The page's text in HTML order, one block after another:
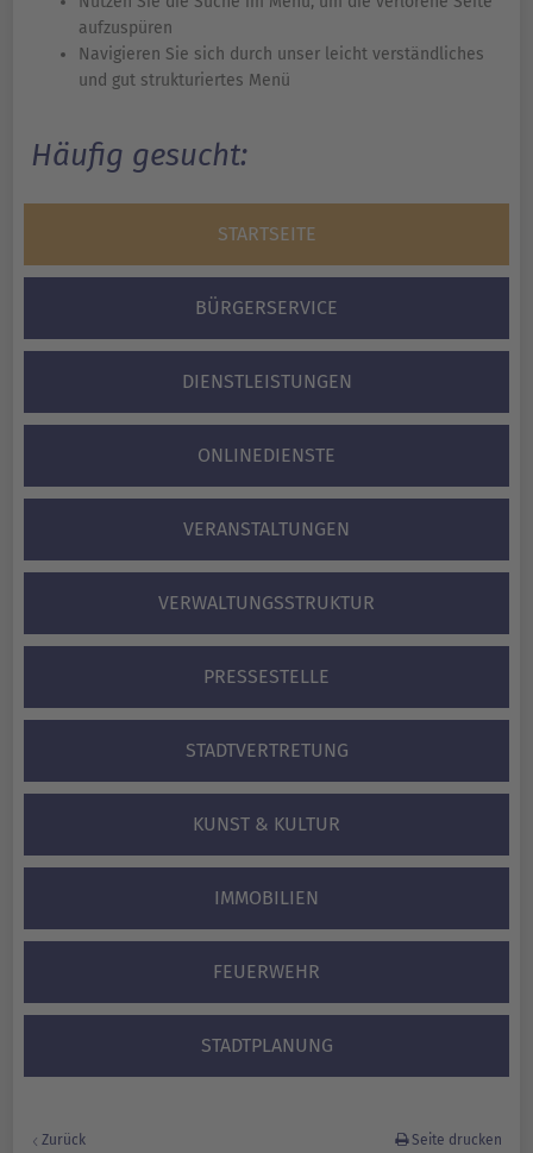
aufzuspüren
Navigieren Sie sich durch unser leicht verständliches
und gut strukturiertes Menü
Häufig gesucht:
STARTSEITE
BÜRGERSERVICE
DIENSTLEISTUNGEN
ONLINEDIENSTE
VERANSTALTUNGEN
VERWALTUNGS­STRUKTUR
PRESSESTELLE
STADTVERTRETUNG
KUNST & KULTUR
IMMOBILIEN
FEUERWEHR
STADTPLANUNG
Zurück Seite drucken